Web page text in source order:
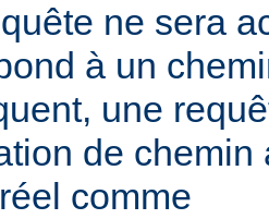
ne sera
à un
une
de chemin
comme